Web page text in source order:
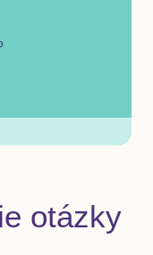
otázky